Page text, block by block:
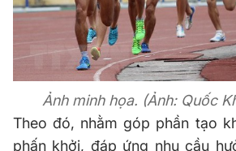
Ảnh minh họa. (Ảnh: Quốc
Theo đó, nhằm góp phần tạo
phấn khởi, đáp ứng nhu cầu